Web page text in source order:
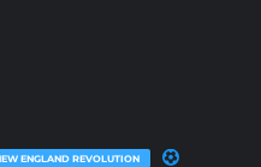
ENGLAND REVOLUTION